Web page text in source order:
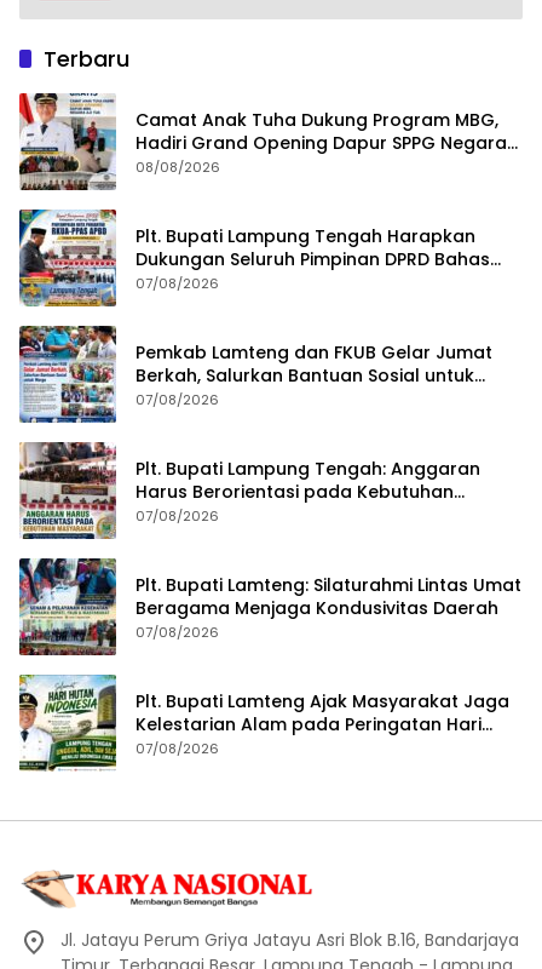
Terbaru
Camat Anak Tuha Dukung Program MBG,
Hadiri Grand Opening Dapur SPPG Negara
Aji Tua Lampung Tengah
08/08/2026
Plt. Bupati Lampung Tengah Harapkan
Dukungan Seluruh Pimpinan DPRD Bahas
RKUA-PPAS APBD Tahun 2027
07/08/2026
Pemkab Lamteng dan FKUB Gelar Jumat
Berkah, Salurkan Bantuan Sosial untuk
Warga
07/08/2026
Plt. Bupati Lampung Tengah: Anggaran
Harus Berorientasi pada Kebutuhan
Masyarakat
07/08/2026
Plt. Bupati Lamteng: Silaturahmi Lintas Umat
Beragama Menjaga Kondusivitas Daerah
07/08/2026
Plt. Bupati Lamteng Ajak Masyarakat Jaga
Kelestarian Alam pada Peringatan Hari
Hutan Indonesia 2026
07/08/2026
Jl. Jatayu Perum Griya Jatayu Asri Blok B.16, Bandarjaya